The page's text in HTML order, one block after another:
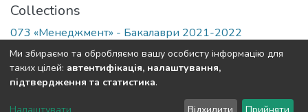
Collections
073 «Менеджмент» - Бакалаври 2021-2022
Full item page
DSpace software copyright © 2002-2026 LYRASIS
Ми збираємо та обробляємо вашу особисту інформацію для
таких цілей: автентифікація, налаштування,
підтвердження та статистика.